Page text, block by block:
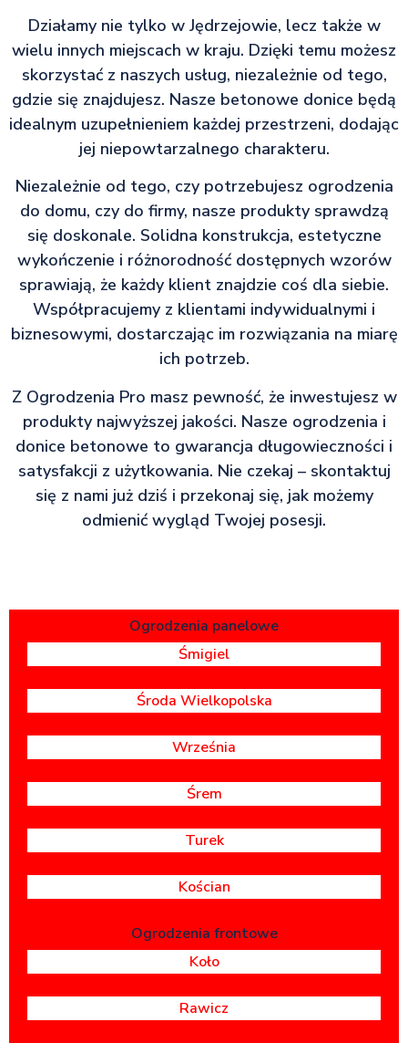
Działamy nie tylko w Jędrzejowie, lecz także w
wielu innych miejscach w kraju. Dzięki temu możesz
skorzystać z naszych usług, niezależnie od tego,
gdzie się znajdujesz. Nasze betonowe donice będą
idealnym uzupełnieniem każdej przestrzeni, dodając
jej niepowtarzalnego charakteru.
Niezależnie od tego, czy potrzebujesz ogrodzenia
do domu, czy do firmy, nasze produkty sprawdzą
się doskonale. Solidna konstrukcja, estetyczne
wykończenie i różnorodność dostępnych wzorów
sprawiają, że każdy klient znajdzie coś dla siebie.
Współpracujemy z klientami indywidualnymi i
biznesowymi, dostarczając im rozwiązania na miarę
ich potrzeb.
Z Ogrodzenia Pro masz pewność, że inwestujesz w
produkty najwyższej jakości. Nasze ogrodzenia i
donice betonowe to gwarancja długowieczności i
satysfakcji z użytkowania. Nie czekaj – skontaktuj
się z nami już dziś i przekonaj się, jak możemy
odmienić wygląd Twojej posesji.
Ogrodzenia panelowe
Śmigiel
Środa Wielkopolska
Września
Śrem
Turek
Kościan
Ogrodzenia frontowe
Koło
Rawicz